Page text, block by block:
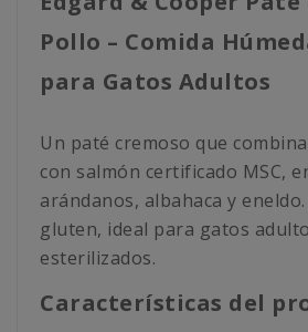
Pollo – Comida
para Gatos Adultos
Un paté cremoso que
con salmón certificado MSC,
arándanos, albahaca y
gluten, ideal para gatos
esterilizados.
Características del